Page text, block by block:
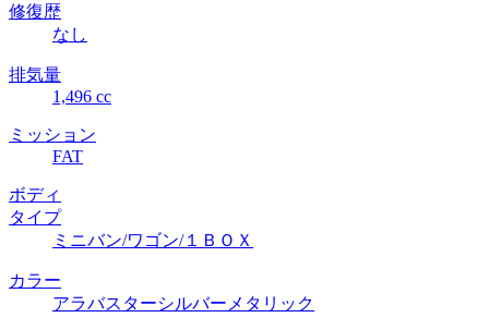
修復歴
なし
排気量
1,496 cc
ミッション
FAT
ボディ
タイプ
ミニバン/ワゴン/１ＢＯＸ
カラー
アラバスターシルバーメタリック